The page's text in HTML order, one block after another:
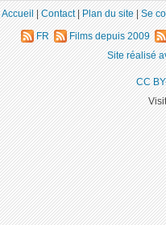
Accueil|Contact|Plan du site|Se
FR
Films depuis 2009
Site réalisé
CC